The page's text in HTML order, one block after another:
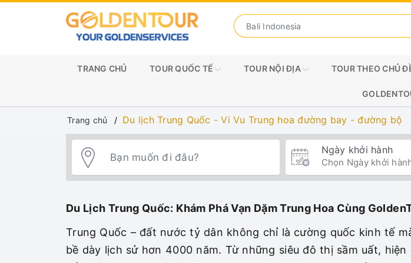
TRANG CHỦ TOUR QUỐC TẾ TOUR NỘI ĐỊA TOUR THEO CHỦ
Trang chủ Du lịch Trung Quốc - Vi Vu Trung hoa đường bay - đường bộ
Ngày khởi hành
Du Lịch Trung Quốc: Khám Phá Vạn Dặm Trung Hoa Cùng
Trung Quốc – đất nước tỷ dân không chỉ là cường quốc kinh tế
bề dày lịch sử hơn 4000 năm. Từ những siêu đô thị sầm uất,